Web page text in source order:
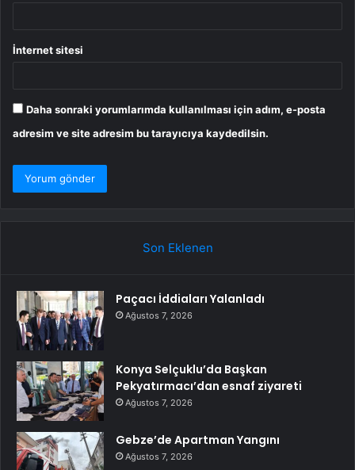
İnternet sitesi
Daha sonraki yorumlarımda kullanılması için adım, e-posta
adresim ve site adresim bu tarayıcıya kaydedilsin.
Son Eklenen
Paçacı İddiaları Yalanladı
Ağustos 7, 2026
Konya Selçuklu’da Başkan
Pekyatırmacı’dan esnaf ziyareti
Ağustos 7, 2026
Gebze’de Apartman Yangını
Ağustos 7, 2026